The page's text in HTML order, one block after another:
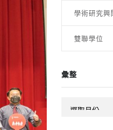
學術研究興
雙聯學位
彙整